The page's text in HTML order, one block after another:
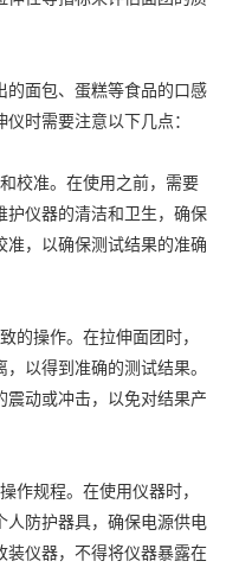
面包、蛋糕等食品的口感
时需要注意以下几点：
准。在使用之前，需要
护仪器的清洁和卫生，确保
准，以确保测试结果的准确
操作。在拉伸面团时，
以得到准确的测试结果。
震动或冲击，以免对结果产
规程。在使用仪器时，
人防护器具，确保电源供电
装仪器，不得将仪器暴露在